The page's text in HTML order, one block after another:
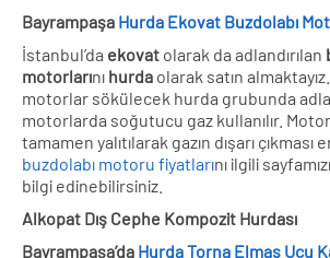
Bayrampaşa Hurda Ekovat Buzdolabı
İstanbul’da ekovat olarak da adlandırılan
motorlarını hurda olarak satın
motorlar sökülecek hurda grubunda
motorlarda soğutucu gaz kullanılır.
tamamen yalıtılarak gazın dışarı çıkması
buzdolabı motoru fiyatlarını ilgili
bilgi edinebilirsiniz.
Alkopat Dış Cephe Kompozit Hurdası
Bayrampaşa’da Hurda Torna Elmas Ucu